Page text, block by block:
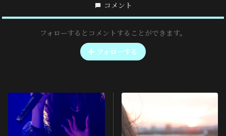
コメント
フォローするとコメントすることができます。
フォローする